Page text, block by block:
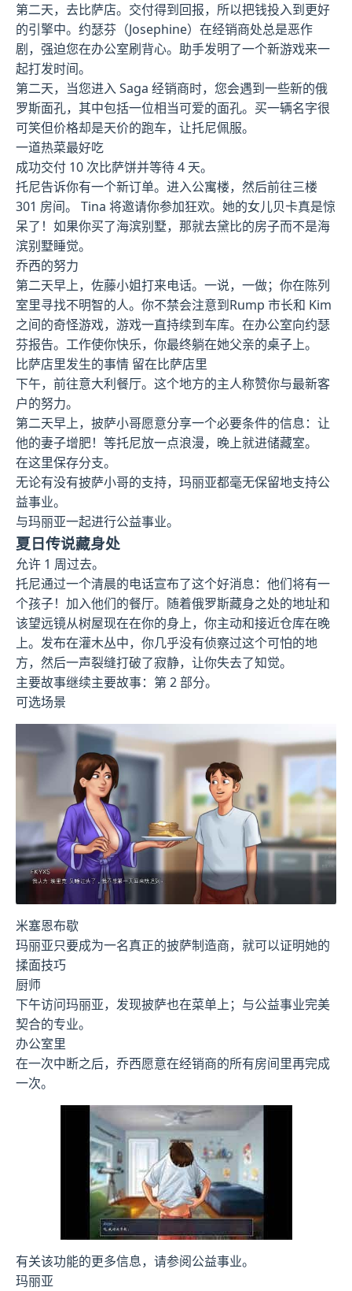
第二天，去比萨店。交付得到回报，所以把钱投入到更好
的引擎中。约瑟芬（Josephine）在经销商处总是恶作
剧，强迫您在办公室刷背心。助手发明了一个新游戏来一
起打发时间。
第二天，当您进入 Saga 经销商时，您会遇到一些新的俄
罗斯面孔，其中包括一位相当可爱的面孔。买一辆名字很
可笑但价格却是天价的跑车，让托尼佩服。
一道热菜最好吃
成功交付 10 次比萨饼并等待 4 天。
托尼告诉你有一个新订单。进入公寓楼，然后前往三楼
301 房间。 Tina 将邀请你参加狂欢。她的女儿贝卡真是惊
呆了！如果你买了海滨别墅，那就去黛比的房子而不是海
滨别墅睡觉。
乔西的努力
第二天早上，佐藤小姐打来电话。一说，一做；你在陈列
室里寻找不明智的人。你不禁会注意到Rump 市长和 Kim
之间的奇怪游戏，游戏一直持续到车库。在办公室向约瑟
芬报告。工作使你快乐，你最终躺在她父亲的桌子上。
比萨店里发生的事情 留在比萨店里
下午，前往意大利餐厅。这个地方的主人称赞你与最新客
户的努力。
第二天早上，披萨小哥愿意分享一个必要条件的信息：让
他的妻子增肥！等托尼放一点浪漫，晚上就进储藏室。
在这里保存分支。
无论有没有披萨小哥的支持，玛丽亚都毫无保留地支持公
益事业。
与玛丽亚一起进行公益事业。
夏日传说藏身处
允许 1 周过去。
托尼通过一个清晨的电话宣布了这个好消息：他们将有一
个孩子！加入他们的餐厅。随着俄罗斯藏身之处的地址和
该望远镜从树屋现在在你的身上，你主动和接近仓库在晚
上。发布在灌木丛中，你几乎没有侦察过这个可怕的地
方，然后一声裂缝打破了寂静，让你失去了知觉。
主要故事继续主要故事：第 2 部分。
可选场景
米塞恩布歇
玛丽亚只要成为一名真正的披萨制造商，就可以证明她的
揉面技巧
厨师
下午访问玛丽亚，发现披萨也在菜单上；与公益事业完美
契合的专业。
办公室里
在一次中断之后，乔西愿意在经销商的所有房间里再完成
一次。
有关该功能的更多信息，请参阅公益事业。
玛丽亚